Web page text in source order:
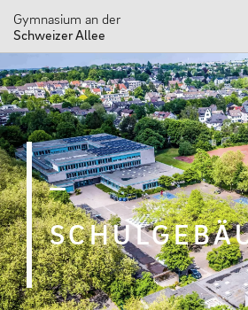
to
content
Gymnasium an der
Schweizer Allee
MENU
Suche
nach:
UNSERE SCHULE
Unser Leitbild
Schulprogramm
Neuigkeiten
Partnerschaften